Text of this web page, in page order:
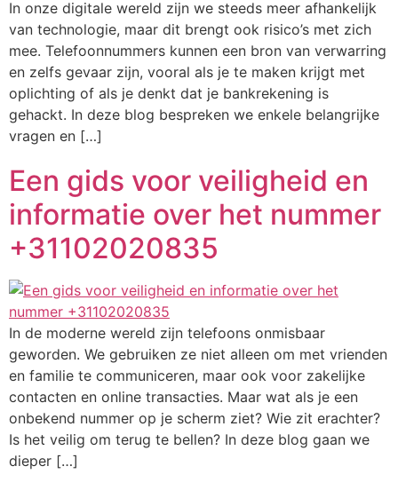
In onze digitale wereld zijn we steeds meer afhankelijk
van technologie, maar dit brengt ook risico’s met zich
mee. Telefoonnummers kunnen een bron van verwarring
en zelfs gevaar zijn, vooral als je te maken krijgt met
oplichting of als je denkt dat je bankrekening is
gehackt. In deze blog bespreken we enkele belangrijke
vragen en […]
Een gids voor veiligheid en
informatie over het nummer
+31102020835
In de moderne wereld zijn telefoons onmisbaar
geworden. We gebruiken ze niet alleen om met vrienden
en familie te communiceren, maar ook voor zakelijke
contacten en online transacties. Maar wat als je een
onbekend nummer op je scherm ziet? Wie zit erachter?
Is het veilig om terug te bellen? In deze blog gaan we
dieper […]